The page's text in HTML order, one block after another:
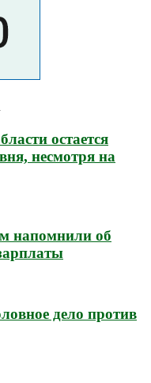
остается
несмотря на
напомнили об
дело против